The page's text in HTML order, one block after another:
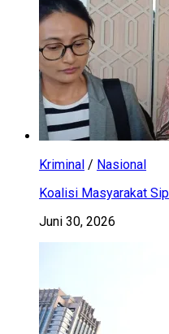
Kriminal / Nasional
Koalisi Masyarakat
Juni 30, 2026